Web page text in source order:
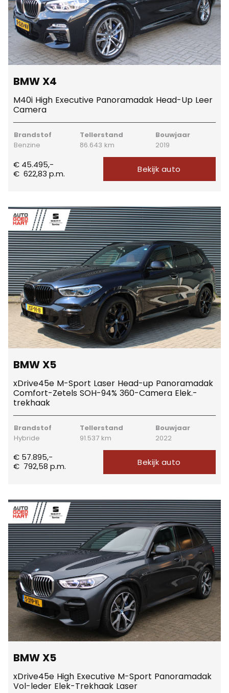
BMW X4
M40i High Executive Panoramadak Head-Up Leer
Camera
Brandstof
Benzine
Tellerstand
86.643 km
Bouwjaar
2019
€ 45.495,-
€622,83 p.m. Bekijk auto
BMW X5
xDrive45e M-Sport Laser Head-up Panoramadak
Comfort-Zetels SOH-94% 360-Camera Elek.-
trekhaak
Brandstof
Hybride
Tellerstand
91.537 km
Bouwjaar
2022
€ 57.895,-
€ 792,58 p.m. Bekijk auto
BMW X5
xDrive45e High Executive M-Sport Panoramadak
Vol-leder Elek-Trekhaak Laser